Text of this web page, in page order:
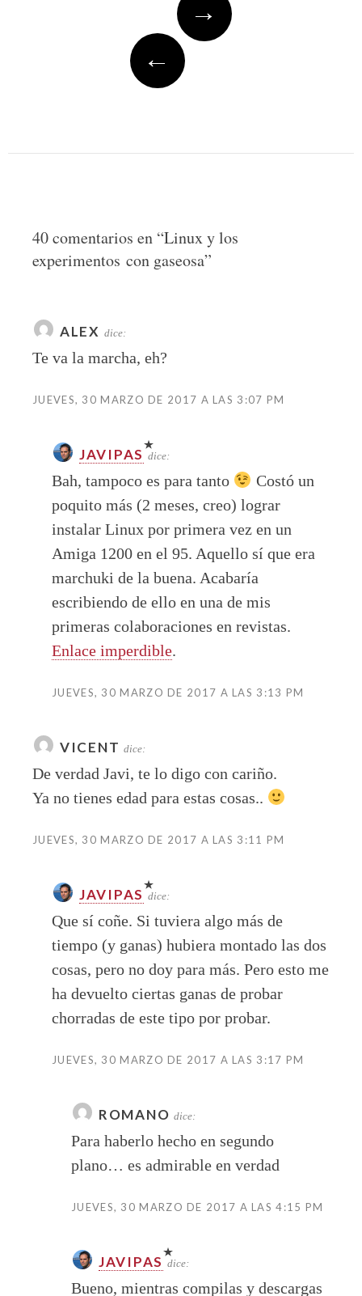
→
←
40 comentarios en “Linux y los
experimentos con gaseosa”
ALEX dice:
Te va la marcha, eh?
JUEVES, 30 MARZO DE 2017 A LAS 3:07 PM
JAVIPAS dice:
Bah, tampoco es para tanto
Costó un
poquito más (2 meses, creo) lograr
instalar Linux por primera vez en un
Amiga 1200 en el 95. Aquello sí que era
marchuki de la buena. Acabaría
escribiendo de ello en una de mis
primeras colaboraciones en revistas.
Enlace imperdible.
JUEVES, 30 MARZO DE 2017 A LAS 3:13 PM
VICENT dice:
De verdad Javi, te lo digo con cariño.
Ya no tienes edad para estas cosas..
JUEVES, 30 MARZO DE 2017 A LAS 3:11 PM
JAVIPAS dice:
Que sí coñe. Si tuviera algo más de
tiempo (y ganas) hubiera montado las dos
cosas, pero no doy para más. Pero esto me
ha devuelto ciertas ganas de probar
chorradas de este tipo por probar.
JUEVES, 30 MARZO DE 2017 A LAS 3:17 PM
ROMANO dice:
Para haberlo hecho en segundo
plano… es admirable en verdad
JUEVES, 30 MARZO DE 2017 A LAS 4:15 PM
JAVIPAS dice:
Bueno, mientras compilas y descargas